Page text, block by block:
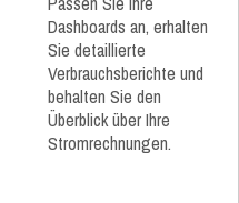
Dashboards an, erhalten
Sie detaillierte
Verbrauchsberichte und
behalten Sie den
Überblick über Ihre
Stromrechnungen.